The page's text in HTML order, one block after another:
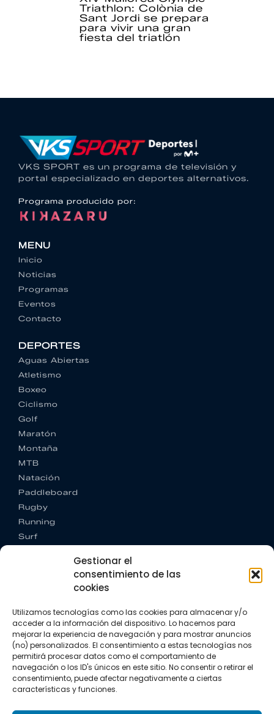
Gestionar el
consentimiento de las
cookies
Utilizamos tecnologías como las cookies para almacenar y/o
acceder a la información del dispositivo. Lo hacemos para
mejorar la experiencia de navegación y para mostrar anuncios
(no) personalizados. El consentimiento a estas tecnologías nos
permitirá procesar datos como el comportamiento de
navegación o los ID's únicos en este sitio. No consentir o retirar el
consentimiento, puede afectar negativamente a ciertas
características y funciones.
Triathlon: Colònia de
Sant Jordi se prepara
para vivir una gran
fiesta del triatlón
VKS SPORT es un programa de televisión y
portal especializado en deportes alternativos.
Programa producido por:
MENU
Inicio
Noticias
Programas
Eventos
Contacto
DEPORTES
Aguas Abiertas
Atletismo
Boxeo
Ciclismo
Golf
Maratón
Montaña
MTB
Natación
Paddleboard
Rugby
Running
Surf
CONTACTO
+34 662 342 177
info@vkssport.com
SÍGUENOS